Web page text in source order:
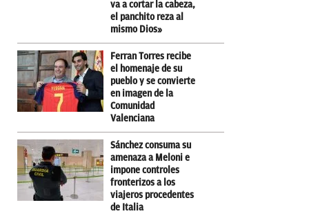
va a cortar la cabeza,
el panchito reza al
mismo Dios»
Ferran Torres recibe
el homenaje de su
pueblo y se convierte
en imagen de la
Comunidad
Valenciana
Sánchez consuma su
amenaza a Meloni e
impone controles
fronterizos a los
viajeros procedentes
de Italia